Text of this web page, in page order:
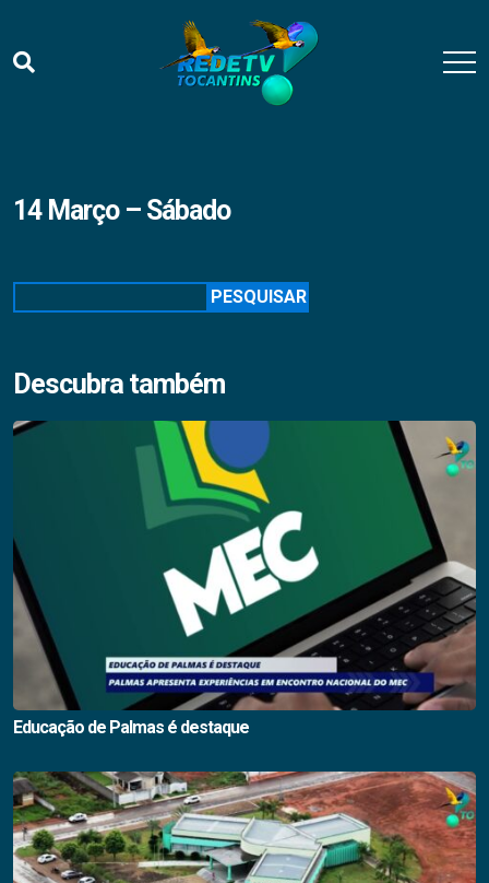
14 Março – Sábado
PESQUISAR
Descubra também
Educação de Palmas é destaque